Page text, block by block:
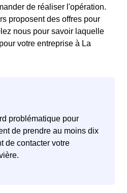
de réaliser l'opération.
proposent des offres pour
nous pour savoir laquelle
votre entreprise à La
problématique pour
de prendre au moins dix
de contacter votre